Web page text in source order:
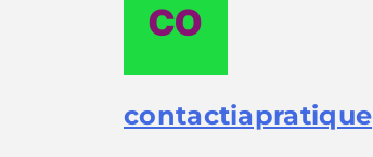
contactiapratique